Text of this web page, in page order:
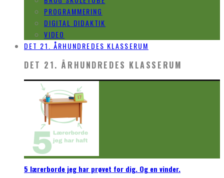
PROGRAMMERING
DIGITAL DIDAKTIK
VIDEO
DET 21. ÅRHUNDREDES KLASSERUM
DET 21. ÅRHUNDREDES KLASSERUM
5 lærerborde jeg har prøvet for dig. Og en vinder.